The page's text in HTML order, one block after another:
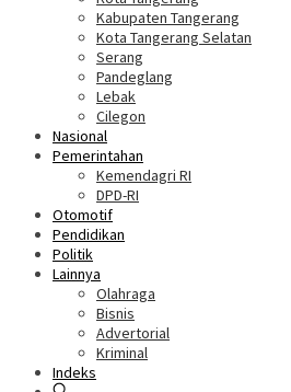
Kabupaten Tangerang
Kota Tangerang Selatan
Serang
Pandeglang
Lebak
Cilegon
Nasional
Pemerintahan
Kemendagri RI
DPD-RI
Otomotif
Pendidikan
Politik
Lainnya
Olahraga
Bisnis
Advertorial
Kriminal
Indeks